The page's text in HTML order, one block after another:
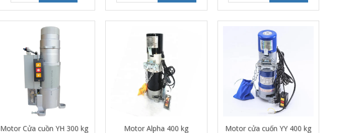
Motor Cửa cuồn YH 300 kg Motor Alpha 400 kg Motor cửa cuốn YY 400 kg